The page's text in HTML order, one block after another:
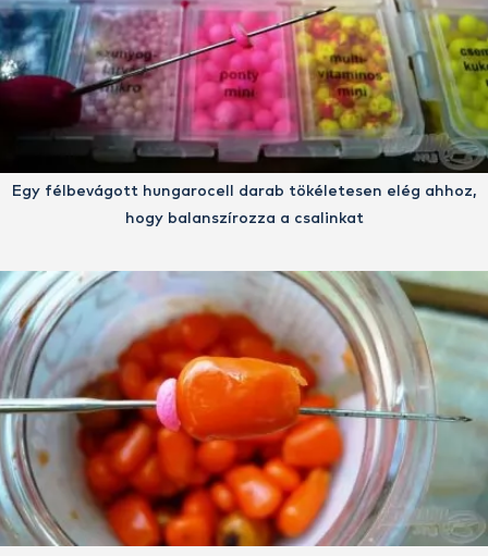
Egy félbevágott hungarocell darab tökéletesen elég ahhoz,
hogy balanszírozza a csalinkat